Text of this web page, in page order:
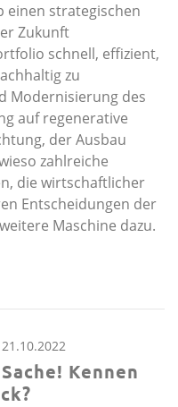
einen strategischen
Zukunft
schnell, effizient,
zu
Modernisierung des
auf regenerative
der Ausbau
zahlreiche
die wirtschaftlicher
Entscheidungen der
Maschine dazu.
21.10.2022
Kennen